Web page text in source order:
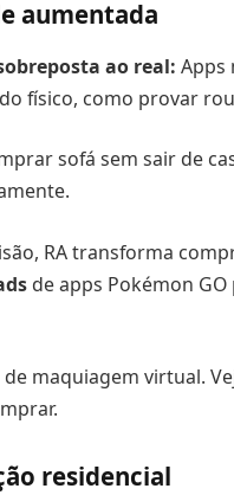
aumentada
ao real: Apps
físico, como provar
sofá sem sair de
RA transforma
de apps Pokémon
de maquiagem virtual.
residencial